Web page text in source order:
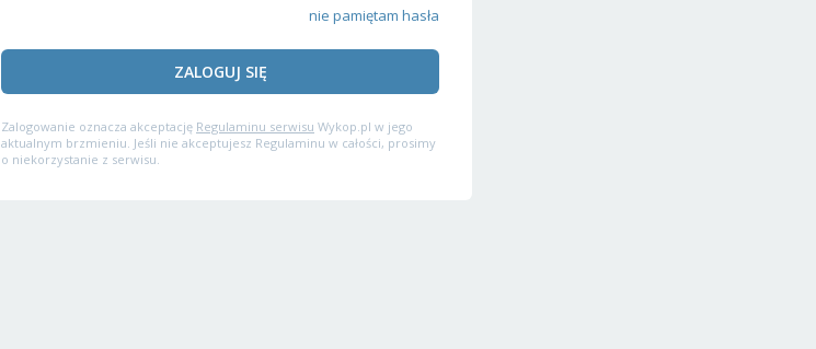
nie pamiętam hasła
ZALOGUJ SIĘ
Zalogowanie oznacza akceptację Regulaminu serwisu Wykop.pl w jego
aktualnym brzmieniu. Jeśli nie akceptujesz Regulaminu w całości, prosimy
o niekorzystanie z serwisu.